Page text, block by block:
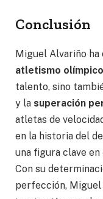
Conclusión
Miguel Alvariño
atletismo olímpico
talento, sino
y la superación
atletas de
en la historia del
una figura clave
Con su
perfección, Miguel